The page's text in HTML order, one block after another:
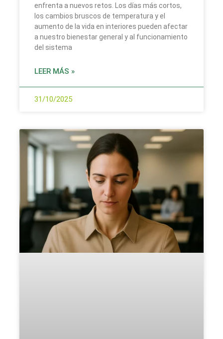
enfrenta a nuevos retos. Los días más cortos,
los cambios bruscos de temperatura y el
aumento de la vida en interiores pueden afectar
a nuestro bienestar general y al funcionamiento
del sistema
LEER MÁS »
31/10/2025